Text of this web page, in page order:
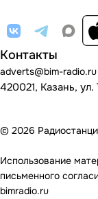
Контакты
adverts@bim-radio.ru
420021, Казань,
© 2026
Использование
письменного
bimradio.ru